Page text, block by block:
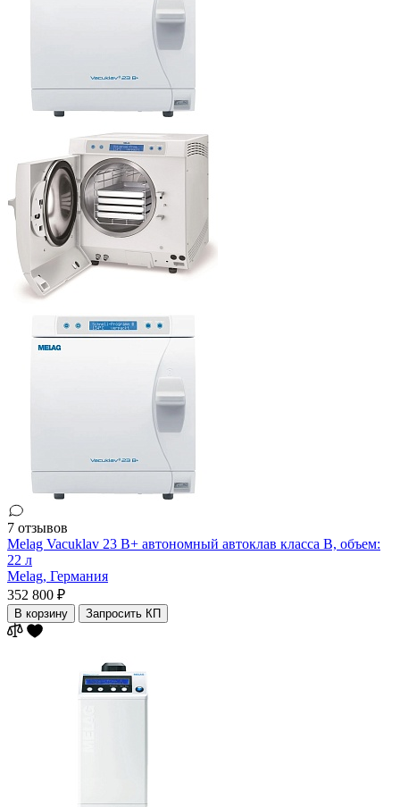
7 отзывов
Melag Vacuklav 23 B+ автономный автоклав класса В, объем:
22 л
Melag, Германия
352 800 ₽
В корзину Запросить КП